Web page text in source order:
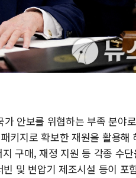
안보를 위협하는 부족 분야
키지로 확보한 재원을 활용해
구매, 재정 지원 등 각종 수
및 변압기 제조시설 등이 포